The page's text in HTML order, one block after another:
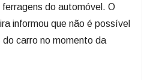
do automóvel. O
informou que não é possível
carro no momento da